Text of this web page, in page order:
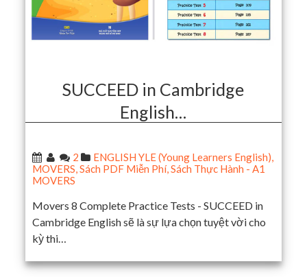
SUCCEED in Cambridge
English…
2 ENGLISH YLE (Young Learners English),
MOVERS,Sách PDF Miễn Phí,Sách Thực Hành - A1
MOVERS
Movers 8 Complete Practice Tests - SUCCEED in
Cambridge English sẽ là sự lựa chọn tuyệt vời cho
kỳ thi…